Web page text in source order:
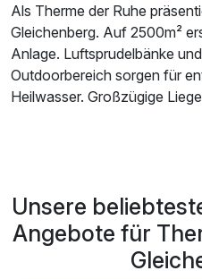
Als Therme der Ruhe
Gleichenberg. Auf 2500m²
Anlage. Luftsprudelbänke
Outdoorbereich sorgen für
Heilwasser. Großzügige
Genießen Sie das
und verkosten Sie die frisch
Terrasse oder im Bistro mit
Entdecken Sie die neue
Unsere
Angebote für